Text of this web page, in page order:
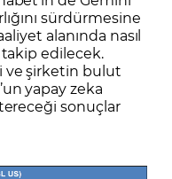
sürdürmesine
alanında nasıl
edilecek.
ve şirketin bulut
yapay zeka
sonuçlar